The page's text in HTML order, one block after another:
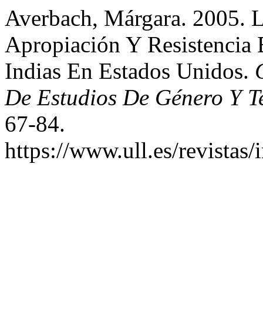
Averbach, Márgara. 2005.
Apropiación Y Resistencia
Indias En Estados Unidos.
De Estudios De Género Y
67-84.
https://www.ull.es/